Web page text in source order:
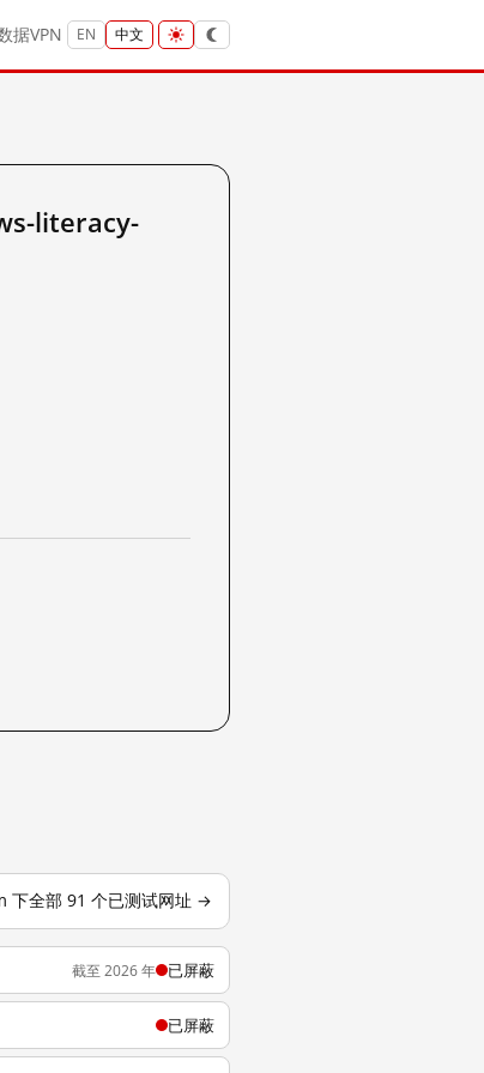
据VPN EN 中文
literacy-
下全部 91 个已测试网址 →
截至 2026 年 已屏蔽
已屏蔽